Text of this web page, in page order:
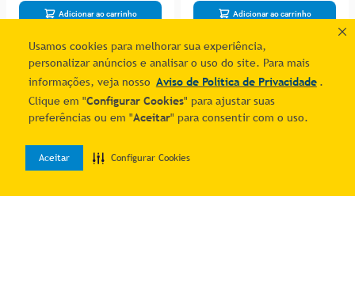
Usamos cookies para melhorar sua experiência,
personalizar anúncios e analisar o uso do site. Para mais
informações, veja nosso Aviso de Política de Privacidade .
Clique em "Configurar Cookies" para ajustar suas
preferências ou em "Aceitar" para consentir com o uso.
Aceitar Configurar Cookies
Adicionar ao carrinho Adicionar ao carrinho
1